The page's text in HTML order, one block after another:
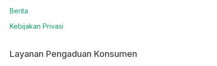
Berita
Kebijakan Privasi
Layanan Pengaduan Konsumen